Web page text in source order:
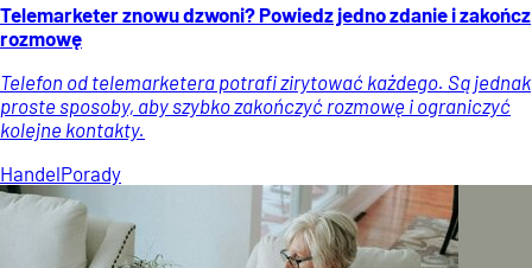
Telemarketer znowu dzwoni? Powiedz jedno zdanie i zakończ
rozmowę
Telefon od telemarketera potrafi zirytować każdego. Są jednak
proste sposoby, aby szybko zakończyć rozmowę i ograniczyć
kolejne kontakty.
HandelPorady